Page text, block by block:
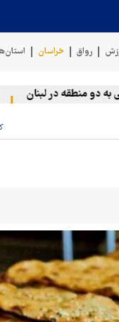
رواق خراسان
منطقه در لبنان